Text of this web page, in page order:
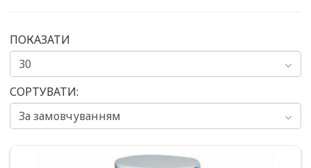
ПОКАЗАТИ
СОРТУВАТИ: